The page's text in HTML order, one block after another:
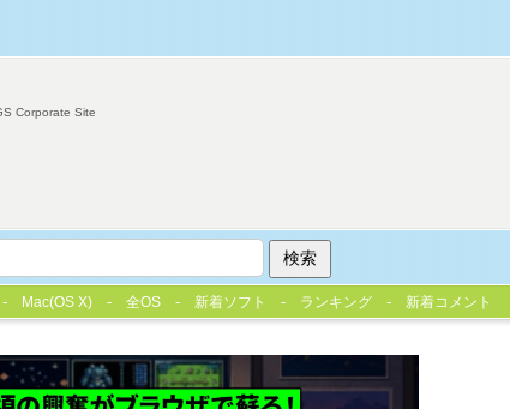
Corporate Site
Mac(OS X) 全OS 新着ソフト ランキング 新着コメント